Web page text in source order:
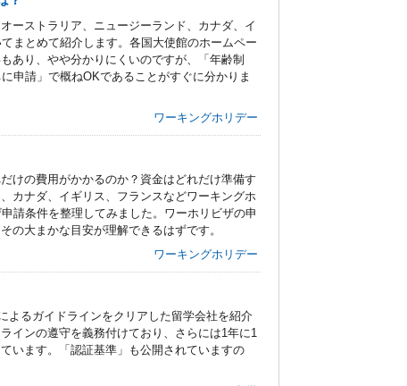
ーストラリア、ニュージーランド、カナダ、イ
まとめて紹介します。各国大使館のホームペー
あり、やや分かりにくいのですが、「年齢制
申請」で概ねOKであることがすぐに分かりま
ワーキングホリデー
けの費用がかかるのか？資金はどれだけ準備す
カナダ、イギリス、フランスなどワーキングホ
請条件を整理してみました。ワーホリビザの申
の大まかな目安が理解できるはずです。
ワーキングホリデー
よるガイドラインをクリアした留学会社を紹介
インの遵守を義務付けており、さらには1年に1
います。「認証基準」も公開されていますの